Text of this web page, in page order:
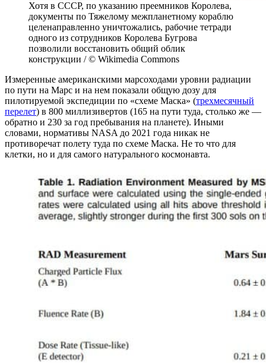
Хотя в СССР, по указанию преемников Королева,
документы по Тяжелому межпланетному кораблю
целенаправленно уничтожались, рабочие тетради
одного из сотрудников Королева Бугрова
позволили восстановить общий облик
конструкции / © Wikimedia Commons
Измеренные американскими марсоходами уровни радиации
по пути на Марс и на нем показали общую дозу для
пилотируемой экспедиции по «схеме Маска» (трехмесячный
перелет) в 800 миллизивертов (165 на пути туда, столько же —
обратно и 230 за год пребывания на планете). Иными
словами, нормативы NASA до 2021 года никак не
противоречат полету туда по схеме Маска. Не то что для
клетки, но и для самого натурального космонавта.